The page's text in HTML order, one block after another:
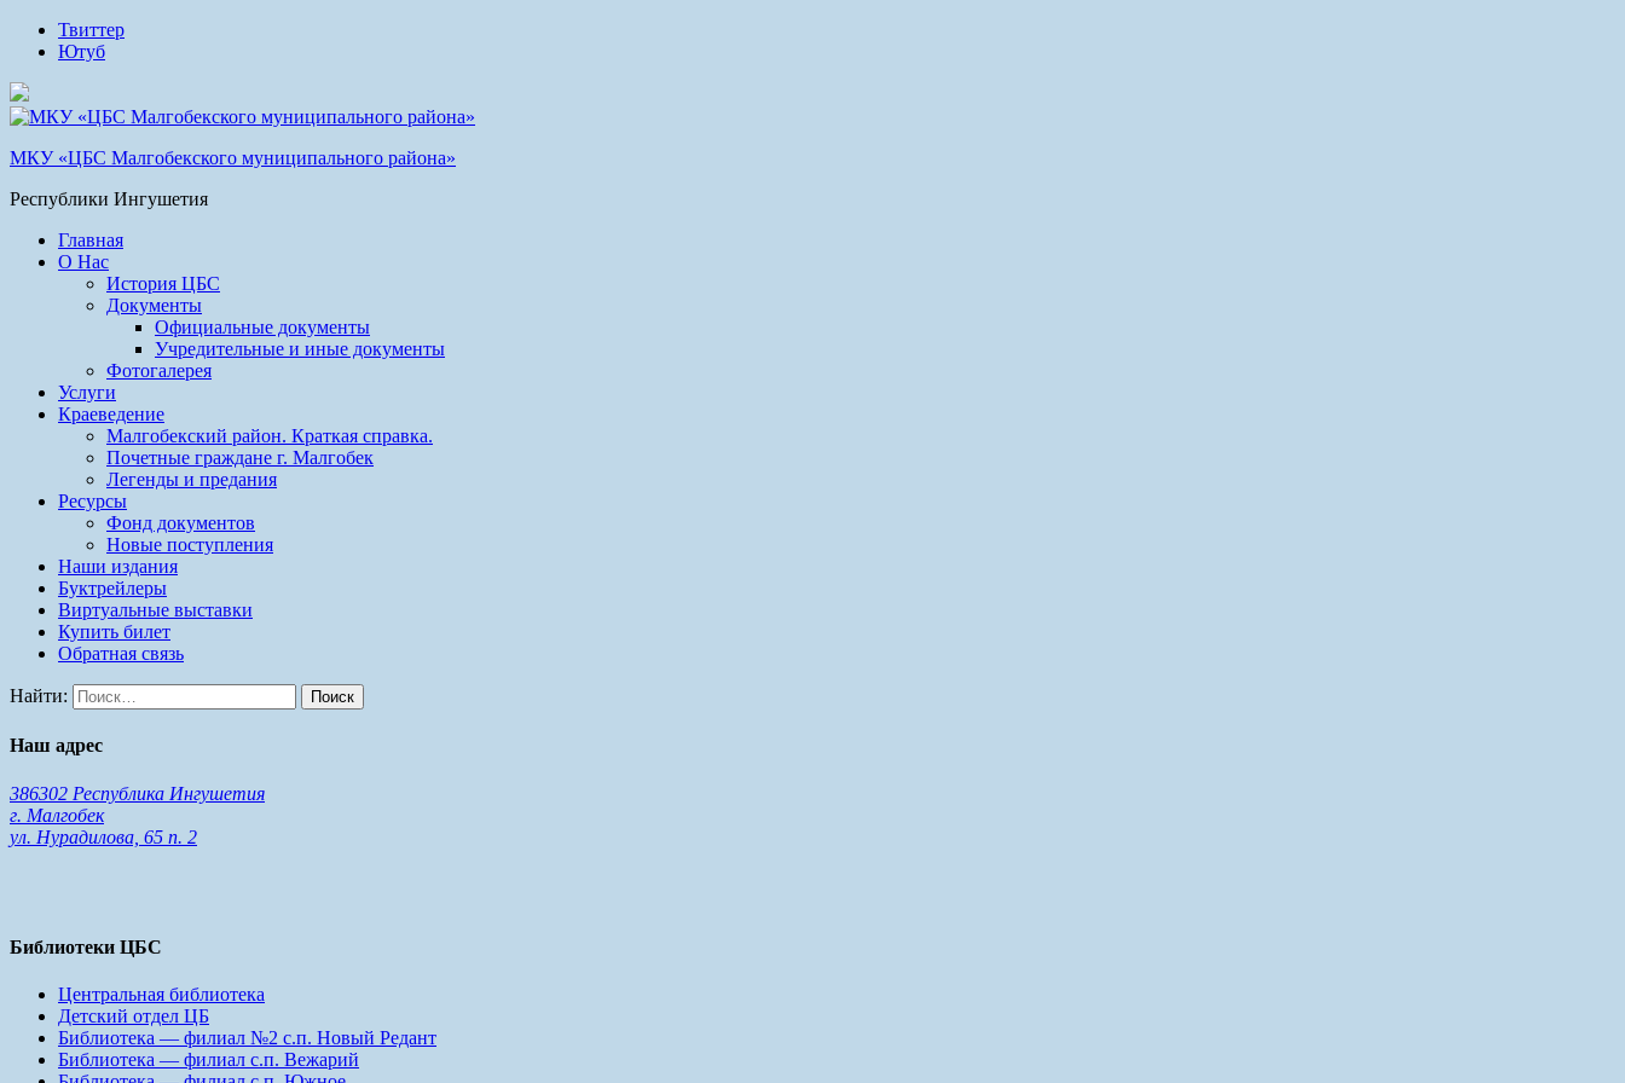
Твиттер
Ютуб
МКУ «ЦБС Малгобекского муниципального района»
Республики Ингушетия
Главная
О Нас
История ЦБС
Документы
Официальные документы
Учредительные и иные документы
Фотогалерея
Услуги
Краеведение
Малгобекский район. Краткая справка.
Почетные граждане г. Малгобек
Легенды и предания
Ресурсы
Фонд документов
Новые поступления
Наши издания
Буктрейлеры
Виртуальные выставки
Купить билет
Обратная связь
Найти:
Наш адрес
386302 Республика Ингушетия
г. Малгобек
ул. Нурадилова, 65 п. 2
Библиотеки ЦБС
Центральная библиотека
Детский отдел ЦБ
Библиотека — филиал №2 с.п. Новый Редант
Библиотека — филиал с.п. Вежарий